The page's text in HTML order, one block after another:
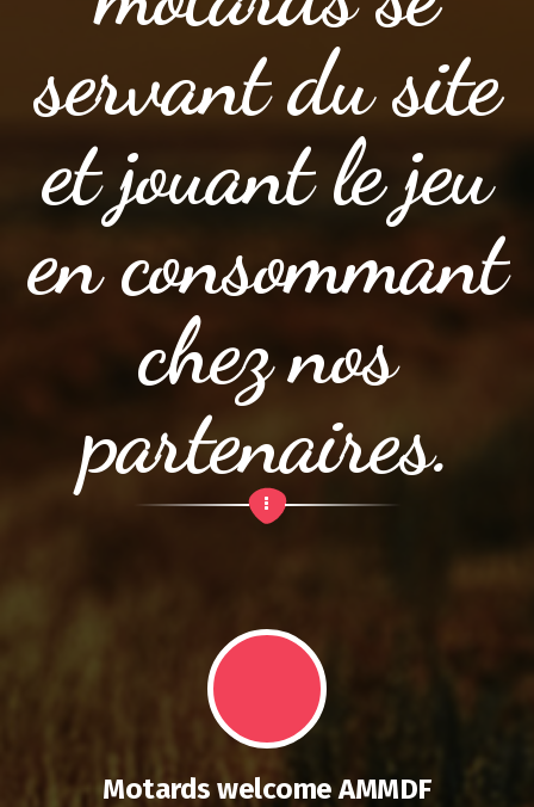
servant du site
et jouant le jeu
en consommant
chez nos
partenaires.
Motards welcome AMMDF